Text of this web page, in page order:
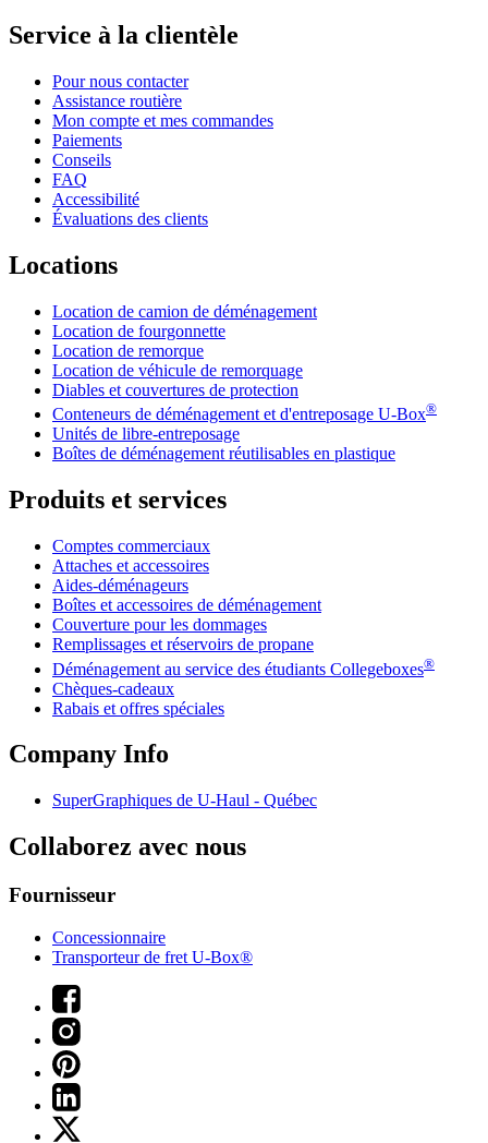
Service à la clientèle
Pour nous contacter
Assistance routière
Mon compte et mes commandes
Paiements
Conseils
FAQ
Accessibilité
Évaluations des clients
Locations
Location de camion de déménagement
Location de fourgonnette
Location de remorque
Location de véhicule de remorquage
Diables et couvertures de protection
Conteneurs de déménagement et d'entreposage U-Box®
Unités de libre-entreposage
Boîtes de déménagement réutilisables en plastique
Produits et services
Comptes commerciaux
Attaches et accessoires
Aides-déménageurs
Boîtes et accessoires de déménagement
Couverture pour les dommages
Remplissages et réservoirs de propane
Déménagement au service des étudiants Collegeboxes®
Chèques-cadeaux
Rabais et offres spéciales
Company Info
SuperGraphiques de U-Haul - Québec
Collaborez avec nous
Fournisseur
Concessionnaire
Transporteur de fret U-Box®